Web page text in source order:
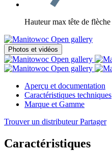
Hauteur max tête de flèche
Open gallery
Photos et vidéos
Open gallery
Open gallery
Aperçu et documentation
Caractéristiques techniques
Marque et Gamme
Trouver un distributeur Partager
Caractéristiques